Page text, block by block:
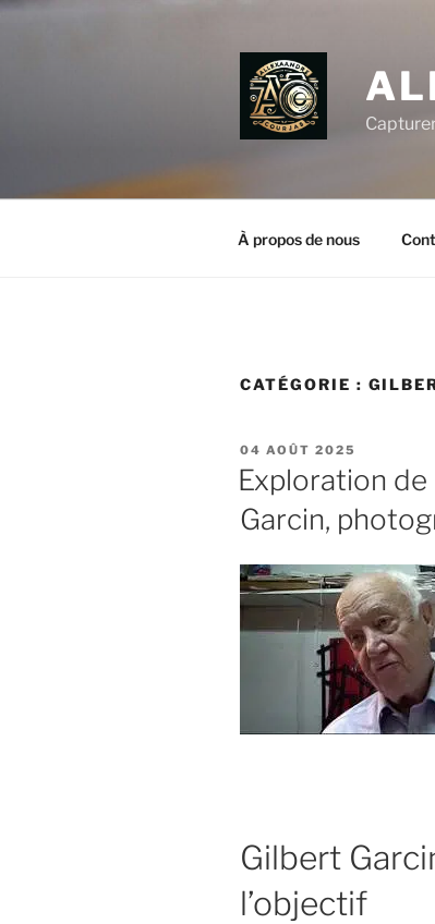
Aller
À propos de nous
CATÉGORIE :
PUBLIÉ
LE
04 AOÛT 2025
Exploration
Garcin,
Gilbert
l’objectif